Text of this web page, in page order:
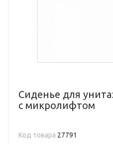
Сиденье для
с микролифтом
Код товара 27791